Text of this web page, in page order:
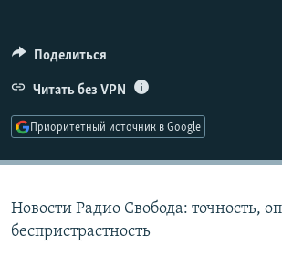
ПОДПИШИТЕСЬ НА РАССЫЛКУ
СОЦИАЛЬНЫЕ СЕТИ
Поделиться
Читать без VPN
Приоритетный источник в Google
Новости Радио Свобода: точность,
беспристрастность